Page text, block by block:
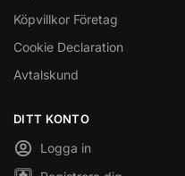
Köpvillkor Företag
Cookie Declaration
Avtalskund
DITT KONTO
Logga in